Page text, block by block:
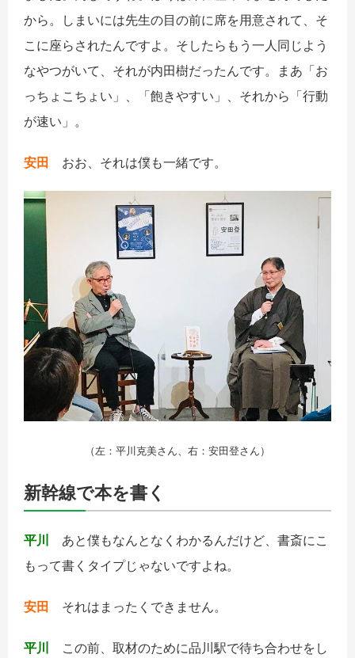
から。しまいには先生の目の前に席を用意されて、そ
こに座らされたんですよ。そしたらもう一人同じよう
なやつがいて、それが内田樹だったんです。まあ「お
っちょこちょい」、「飽きやすい」、それから「行動
が速い」。
安田 おお、それは僕も一緒です。
（左：平川克美さん、右：安田登さん）
新幹線で本を書く
平川 あと僕もなんとなくわかるんだけど、書斎にこ
もって書くタイプじゃないですよね。
安田 それはまったくできません。
平川 この前、取材のために品川駅で待ち合わせをし